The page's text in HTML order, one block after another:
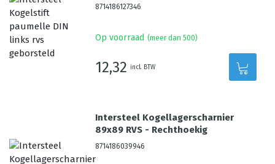
8714186127346
Op voorraad (meer dan 500)
12,32 incl. BTW
Intersteel Kogellagerscharnier
89x89 RVS - Rechthoekig
8714186039946